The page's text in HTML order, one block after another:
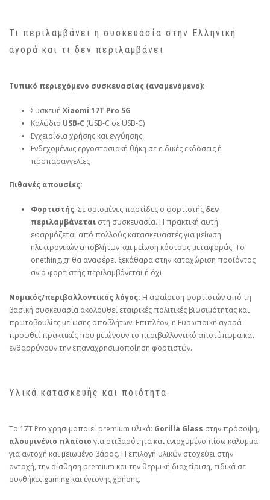
Τι περιλαμβάνει η συσκευασία στην Ελληνική
αγορά και τι δεν περιλαμβάνει
Τυπικό περιεχόμενο συσκευασίας (αναμενόμενο):
Συσκευή Xiaomi 17T Pro 5G
Καλώδιο USB‑C (USB‑C σε USB‑C)
Εγχειρίδια χρήσης και εγγύησης
Ενδεχομένως εργοστασιακή θήκη σε ειδικές εκδόσεις ή
προπαραγγελίες
Πιθανές απουσίες:
Φορτιστής: Σε ορισμένες παρτίδες ο φορτιστής δεν
περιλαμβάνεται στη συσκευασία. Η πρακτική αυτή
εφαρμόζεται από πολλούς κατασκευαστές για μείωση
ηλεκτρονικών αποβλήτων και μείωση κόστους μεταφοράς. Το
onething.gr θα αναφέρει ξεκάθαρα στην καταχώριση προϊόντος
αν ο φορτιστής περιλαμβάνεται ή όχι.
Νομικός/περιβαλλοντικός λόγος: Η αφαίρεση φορτιστών από τη
βασική συσκευασία ακολουθεί εταιρικές πολιτικές βιωσιμότητας και
πρωτοβουλίες μείωσης αποβλήτων. Επιπλέον, η Ευρωπαϊκή αγορά
προωθεί πρακτικές που μειώνουν το περιβαλλοντικό αποτύπωμα και
ενθαρρύνουν την επαναχρησιμοποίηση φορτιστών.
Υλικά κατασκευής και ποιότητα
Το 17T Pro χρησιμοποιεί premium υλικά: Gorilla Glass στην πρόσοψη,
αλουμινένιο πλαίσιο για στιβαρότητα και ενισχυμένο πίσω κάλυμμα
για αντοχή και μειωμένο βάρος. Η επιλογή υλικών στοχεύει στην
αντοχή, την αίσθηση premium και την θερμική διαχείριση, ειδικά σε
συνθήκες gaming και έντονης χρήσης.